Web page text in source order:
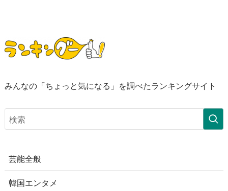
みんなの「ちょっと気になる」を調べたランキングサイト
芸能全般
韓国エンタメ